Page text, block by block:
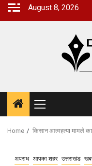
Skip
August 8, 2026
Primary
Menu
Home किसान आत्महत्या मामले का
अपराध आपका शहर उत्तराखंड